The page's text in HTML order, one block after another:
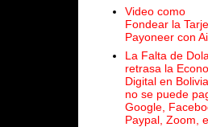
Video como
Fondear la
Payoneer con
La Falta de
retrasa la
Digital en
no se puede
Google,
Paypal, Zoom,